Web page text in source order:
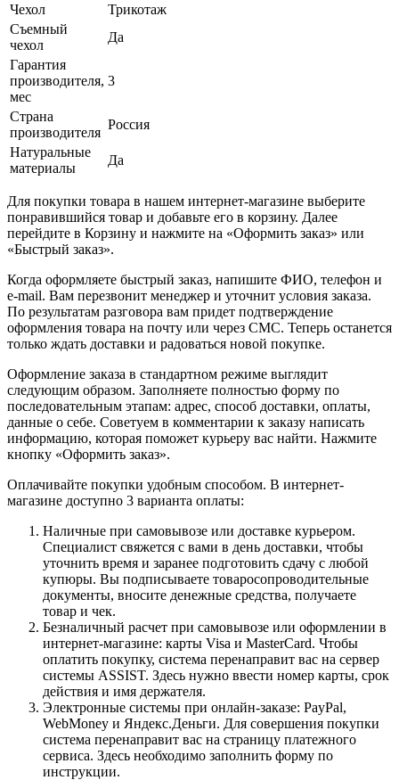
Чехол
Трикотаж
Съемный
чехол
Да
Гарантия
производителя,
мес
3
Страна
производителя
Россия
Натуральные
материалы
Да
Для покупки товара в нашем интернет-магазине выберите
понравившийся товар и добавьте его в корзину. Далее
перейдите в Корзину и нажмите на «Оформить заказ» или
«Быстрый заказ».
Когда оформляете быстрый заказ, напишите ФИО, телефон и
e-mail. Вам перезвонит менеджер и уточнит условия заказа.
По результатам разговора вам придет подтверждение
оформления товара на почту или через СМС. Теперь останется
только ждать доставки и радоваться новой покупке.
Оформление заказа в стандартном режиме выглядит
следующим образом. Заполняете полностью форму по
последовательным этапам: адрес, способ доставки, оплаты,
данные о себе. Советуем в комментарии к заказу написать
информацию, которая поможет курьеру вас найти. Нажмите
кнопку «Оформить заказ».
Оплачивайте покупки удобным способом. В интернет-
магазине доступно 3 варианта оплаты:
Наличные при самовывозе или доставке курьером.
Специалист свяжется с вами в день доставки, чтобы
уточнить время и заранее подготовить сдачу с любой
купюры. Вы подписываете товаросопроводительные
документы, вносите денежные средства, получаете
товар и чек.
Безналичный расчет при самовывозе или оформлении в
интернет-магазине: карты Visa и MasterCard. Чтобы
оплатить покупку, система перенаправит вас на сервер
системы ASSIST. Здесь нужно ввести номер карты, срок
действия и имя держателя.
Электронные системы при онлайн-заказе: PayPal,
WebMoney и Яндекс.Деньги. Для совершения покупки
система перенаправит вас на страницу платежного
сервиса. Здесь необходимо заполнить форму по
инструкции.